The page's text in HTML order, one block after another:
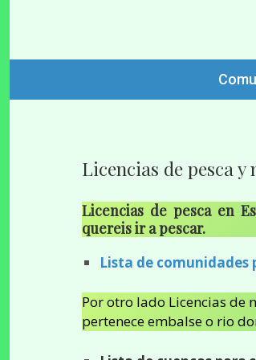
Licencias de pesca y
Licencias de pesca en
quereis ir a pescar.
Lista de comunidades
Por otro lado Licencias de
pertenece embalse o rio